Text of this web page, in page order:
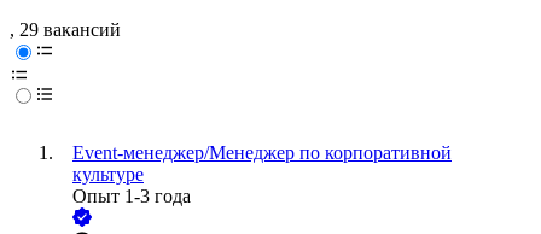
, 29 вакансий
Event-менеджер/Менеджер по корпоративной
культуре
Опыт 1-3 года